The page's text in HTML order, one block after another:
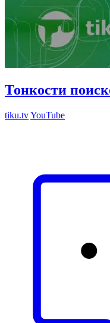
Тонкости
tiku.tvYouTube